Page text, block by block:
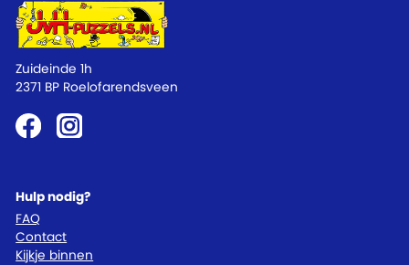
Hulp nodig?
FAQ
Contact
Kijkje binnen
Zuideinde 1h
2371 BP Roelofarendsveen